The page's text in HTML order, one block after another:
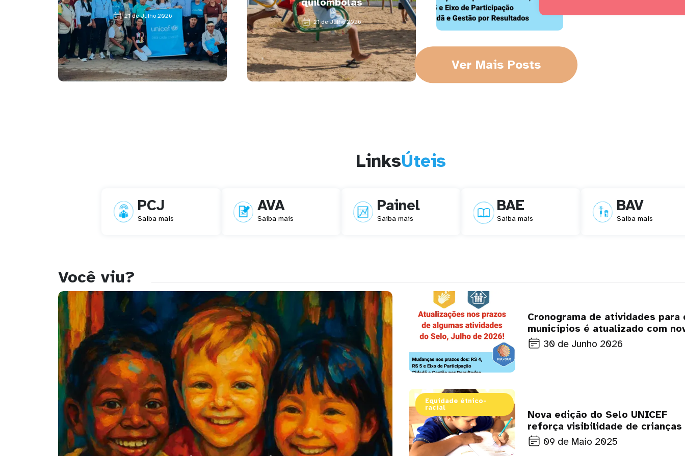
21 de Julho 2026
21 de Julho 2026
Ver Mais Posts
LinksÚteis
PCJ
Saiba mais
AVA
Saiba mais
Painel
Saiba mais
BAE
Saiba mais
BAV
Saiba mais
Você viu?
Cronograma de atividades para
municípios é atualizado com
prazos30 de Junho 2026
Equidade étnico-
racial
Nova edição do Selo UNICEF
reforça visibilidade de crianças
adolescentes indígenas e
nas políticas públicas
09 de Maio 2025